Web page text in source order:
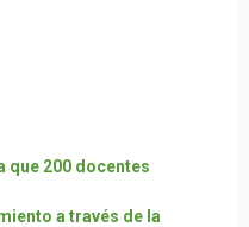
que 200 docentes
a través de la